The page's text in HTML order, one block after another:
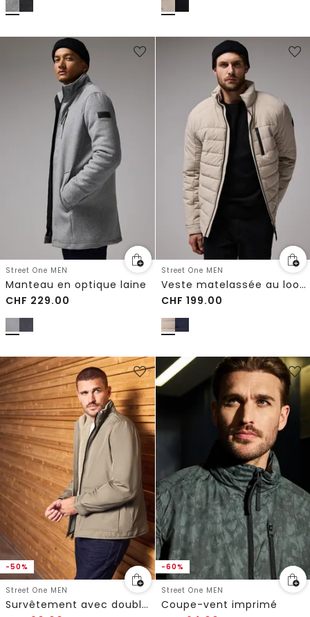
Street One MEN
Manteau en optique laine
CHF 229.00
Street One MEN
Veste matelassée au look biker
CHF 199.00
-50%
Street One MEN
Survêtement avec doublure en peluche
-60%
Street One MEN
Coupe-vent imprimé